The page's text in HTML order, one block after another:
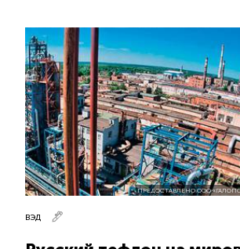
ПРЕДОСТАВЛЕНО ООО
ВЭД